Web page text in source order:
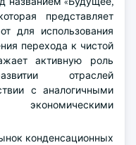
представляет
для использования
перехода к чистой
активную роль
отраслей
с аналогичными
экономическими
конденсационных